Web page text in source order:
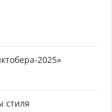
2025»
стиля